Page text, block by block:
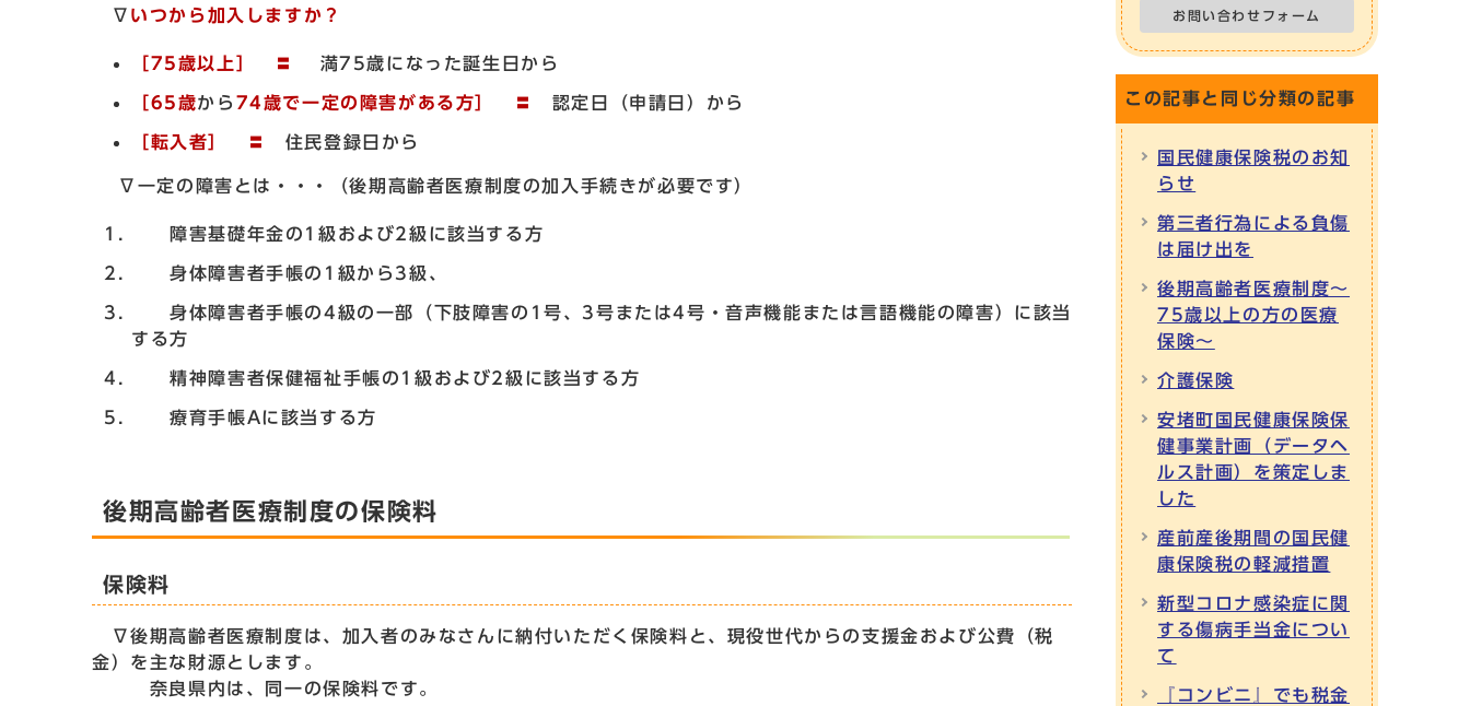
∇ いつから加入しますか？
［75歳以上］ 〓 満75歳になった誕生日から
［65歳から 74歳で一定の障害がある方］ 〓 認定日（申請日）から
［転入者 ］ 〓 住民登録日から
∇一定の障害とは・・・（後期高齢者医療制度の加入手続きが必要です）
障害基礎年金の1級および2級に該当する方
身体障害者手帳の1級から3級、
身体障害者手帳の4級の一部（下肢障害の1号、3号または4号・音声機能または言語機能の障害）に該当
する方
精神障害者保健福祉手帳の1級および2級に該当する方
療育手帳Aに該当する方
後期高齢者医療制度の保険料
保険料
∇後期高齢者医療制度は、加入者のみなさんに納付いただく保険料と、現役世代からの支援金および公費（税
金）を主な財源とします。
奈良県内は、同一の保険料です。
お問い合わせフォーム
この記事と同じ分類の記事
国民健康保険税のお知
らせ
第三者行為による負傷
は届け出を
後期高齢者医療制度～
75歳以上の方の医療
保険～
介護保険
安堵町国民健康保険保
健事業計画（データヘ
ルス計画）を策定しま
した
産前産後期間の国民健
康保険税の軽減措置
新型コロナ感染症に関
する傷病手当金につい
て
『コンビニ』でも税金